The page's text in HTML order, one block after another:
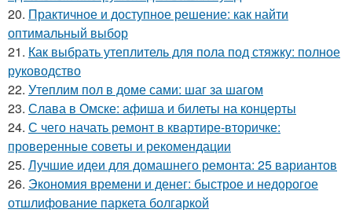
20. Практичное и доступное решение: как найти
оптимальный выбор
21. Как выбрать утеплитель для пола под стяжку: полное
руководство
22. Утеплим пол в доме сами: шаг за шагом
23. Слава в Омске: афиша и билеты на концерты
24. С чего начать ремонт в квартире-вторичке:
проверенные советы и рекомендации
25. Лучшие идеи для домашнего ремонта: 25 вариантов
26. Экономия времени и денег: быстрое и недорогое
отшлифование паркета болгаркой